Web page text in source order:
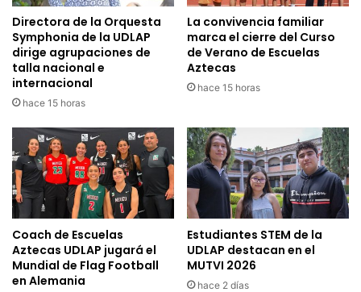
Directora de la Orquesta
Symphonia de la UDLAP
dirige agrupaciones de
talla nacional e
internacional
hace 15 horas
La convivencia familiar
marca el cierre del Curso
de Verano de Escuelas
Aztecas
hace 15 horas
Coach de Escuelas
Aztecas UDLAP jugará el
Mundial de Flag Football
en Alemania
Estudiantes STEM de la
UDLAP destacan en el
MUTVI 2026
hace 2 días